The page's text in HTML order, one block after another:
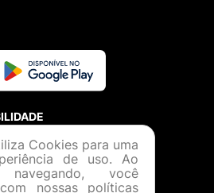
Cookies para uma
de uso. Ao
navegando, você
nossas políticas